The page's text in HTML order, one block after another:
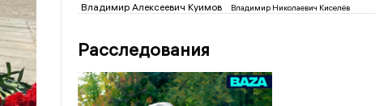
Владимир Алексеевич Куимов Владимир Николаевич Киселёв
Расследования